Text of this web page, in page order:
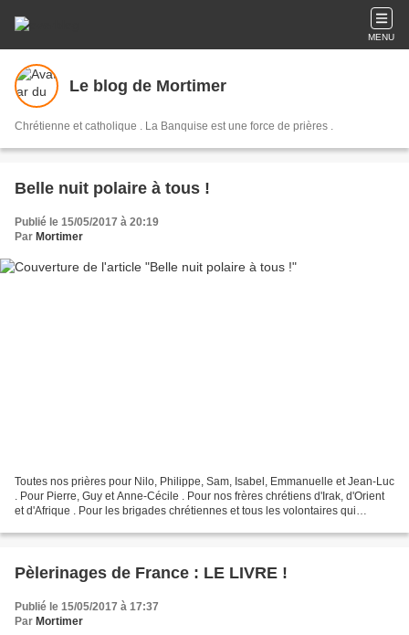
MENU
Le blog de Mortimer
Chrétienne et catholique . La Banquise est une force de prières .
Belle nuit polaire à tous !
Publié le 15/05/2017 à 20:19
Par Mortimer
Toutes nos prières pour Nilo, Philippe, Sam, Isabel, Emmanuelle et Jean-Luc
. Pour Pierre, Guy et Anne-Cécile . Pour nos frères chrétiens d'Irak, d'Orient
et d'Afrique . Pour les brigades chrétiennes et tous les volontaires qui
Pèlerinages de France : LE LIVRE !
Publié le 15/05/2017 à 17:37
Par Mortimer